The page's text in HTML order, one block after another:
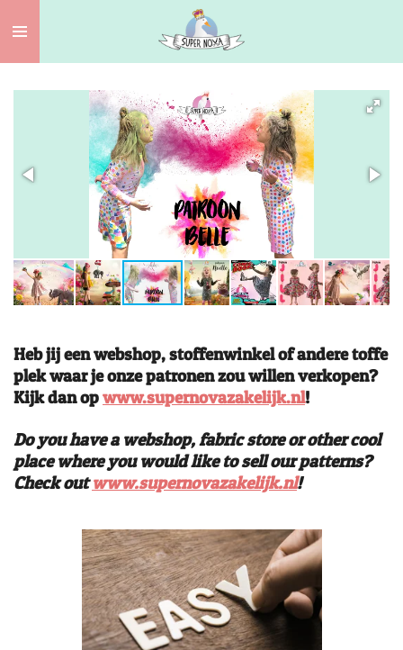
direct
naar
Heb jij een webshop, stoffenwinkel of andere toffe
plek waar je onze patronen zou willen verkopen?
Kijk dan opwww.supernovazakelijk.nl!
Do you have a webshop, fabric store or other cool
place where you would like to sell our patterns?
Check outwww.supernovazakelijk.nl!